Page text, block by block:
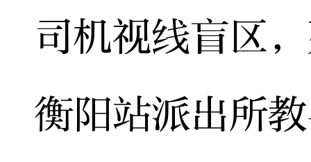
司机视线盲区
衡阳站派出所